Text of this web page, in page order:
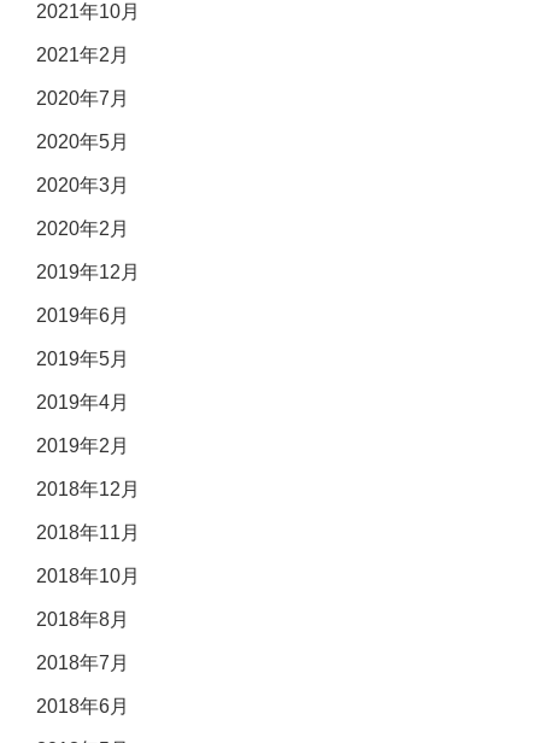
2021年10月
2021年2月
2020年7月
2020年5月
2020年3月
2020年2月
2019年12月
2019年6月
2019年5月
2019年4月
2019年2月
2018年12月
2018年11月
2018年10月
2018年8月
2018年7月
2018年6月